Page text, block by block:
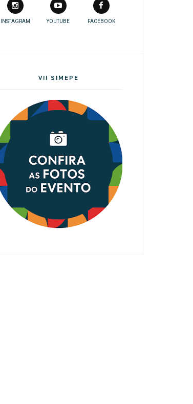
INSTAGRAM YOUTUBE FACEBOOK
VII SIMEPE